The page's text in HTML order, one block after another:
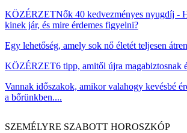
KÖZÉRZETNők 40 kedvezményes nyugdíj -
kinek jár, és mire érdemes figyelni?
Egy lehetőség, amely sok nő életét teljesen
KÖZÉRZET6 tipp, amitől újra magabiztosnak
Vannak időszakok, amikor valahogy kevésbé
a bőrünkben....
SZEMÉLYRE SZABOTT HOROSZKÓP